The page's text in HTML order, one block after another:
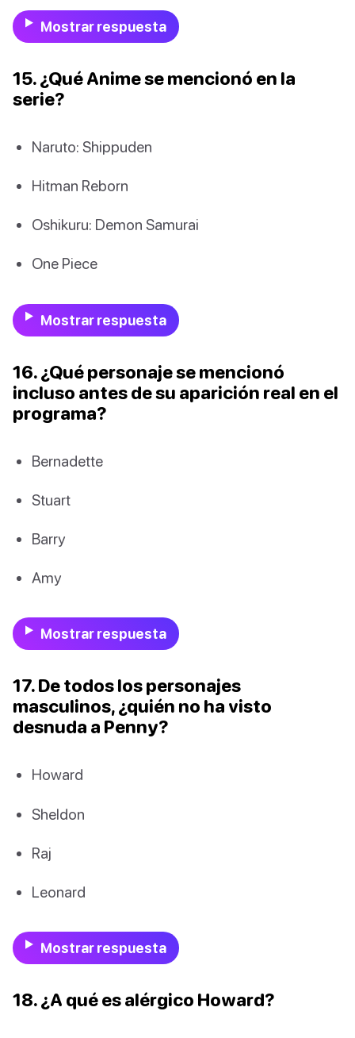
Mostrar respuesta
15. ¿Qué Anime se mencionó en la
serie?
Naruto: Shippuden
Hitman Reborn
Oshikuru: Demon Samurai
One Piece
Mostrar respuesta
16. ¿Qué personaje se mencionó
incluso antes de su aparición real en el
programa?
Bernadette
Stuart
Barry
Amy
Mostrar respuesta
17. De todos los personajes
masculinos, ¿quién no ha visto
desnuda a Penny?
Howard
Sheldon
Raj
Leonard
Mostrar respuesta
18. ¿A qué es alérgico Howard?